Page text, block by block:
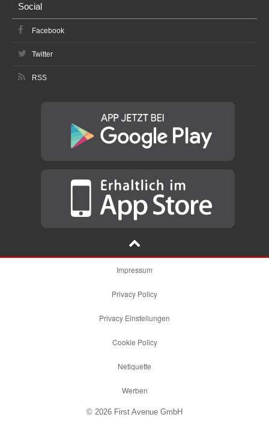
Social
Facebook
Twitter
RSS
Impressum
Privacy Policy
Privacy Einstellungen
Cookie Policy
Netiquette
Werben
© 2026 First Avenue GmbH